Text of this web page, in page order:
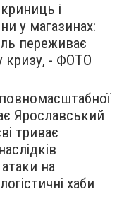
і
у магазинах:
переживає
кризу, - ФОТО
Ярославський
триває
атаки на
хаби